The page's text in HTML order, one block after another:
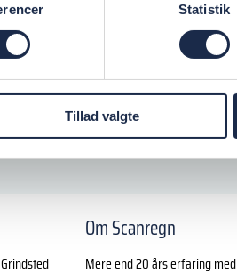
Statistik
Tillad valgte
Om Scanregn
Mere end 20 års erfaring